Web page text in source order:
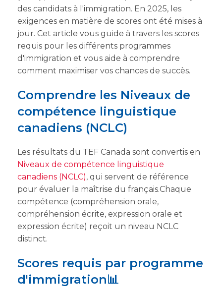
des candidats à l'immigration. En 2025, les
exigences en matière de scores ont été mises à
jour. Cet article vous guide à travers les scores
requis pour les différents programmes
d'immigration et vous aide à comprendre
comment maximiser vos chances de succès.
Comprendre les Niveaux de
compétence linguistique
canadiens (NCLC)
Les résultats du TEF Canada sont convertis en
Niveaux de compétence linguistique
canadiens (NCLC), qui servent de référence
pour évaluer la maîtrise du français.Chaque
compétence (compréhension orale,
compréhension écrite, expression orale et
expression écrite) reçoit un niveau NCLC
distinct.
Scores requis par programme
d'immigration📊